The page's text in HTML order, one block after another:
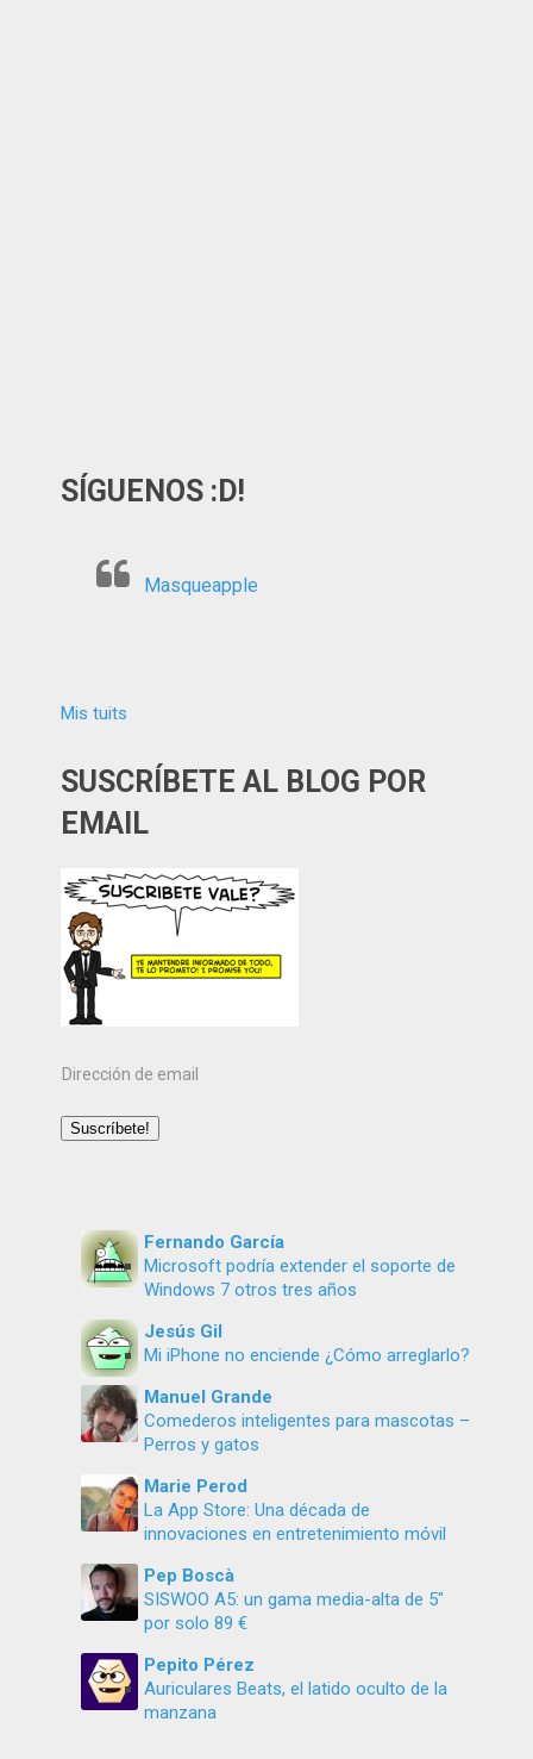
SÍGUENOS :D!
Masqueapple
Mis tuits
SUSCRÍBETE AL BLOG POR
EMAIL
Dirección
email
Suscríbete!
Fernando García
Microsoft podría extender el soporte de
Windows 7 otros tres años
Jesús Gil
Mi iPhone no enciende ¿Cómo arreglarlo?
Manuel Grande
Comederos inteligentes para mascotas –
Perros y gatos
Marie Perod
La App Store: Una década de
innovaciones en entretenimiento móvil
Pep Boscà
SISWOO A5: un gama media-alta de 5″
por solo 89 €
Pepito Pérez
Auriculares Beats, el latido oculto de la
manzana